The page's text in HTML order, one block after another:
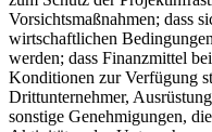
Vorsichtsmaßnahmen; dass
wirtschaftlichen
werden; dass Finanzmittel
Konditionen zur Verfügung
Drittunternehmer,
sonstige Genehmigungen,